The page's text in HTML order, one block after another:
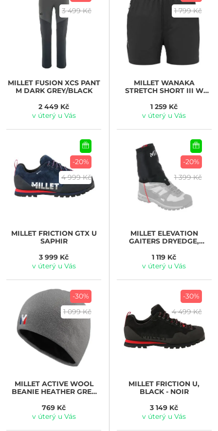
3 499 Kč
MILLETFUSION XCS PANT
M DARK GREY/BLACK
2 449 Kč
v úterý u Vás
1 799 Kč
MILLETWANAKA
STRETCH SHORT III W
1 259 Kč
v úterý u Vás
-20%
4 999 Kč
MILLETFRICTION GTX U
SAPHIR
3 999 Kč
v úterý u Vás
-20%
1 399 Kč
MILLETELEVATION
GAITERS DRYEDGE,
1 119 Kč
v úterý u Vás
-30%
1 099 Kč
MILLETACTIVE WOOL
BEANIE HEATHER GREY
769 Kč
v úterý u Vás
-30%
4 499 Kč
MILLET FRICTION U,
BLACK - NOIR
3 149 Kč
v úterý u Vás